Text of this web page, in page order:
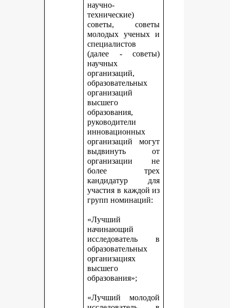
научно-
технические)
советы, советы
молодых ученых и
специалистов
(далее - советы)
научных
организаций,
образовательных
организаций
высшего
образования,
руководители
инновационных
организаций могут
выдвинуть от
организации не
более трех
кандидатур для
участия в каждой из
групп номинаций:
«Лучший
начинающий
исследователь в
образовательных
организациях
высшего
образования»;
«Лучший молодой